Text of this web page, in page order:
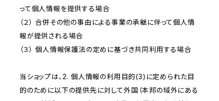
って個人情報を提供する場合
（２） 合併その他の事由による事業の承継に伴って個人情
報が提供される場合
（３） 個人情報保護法の定めに基づき共同利用する場合
当ショップは、2. 個人情報の利用目的(3)に定められた目
的のために以下の提供先に対して外国（本邦の域外にある